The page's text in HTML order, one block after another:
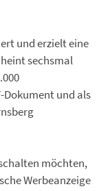
und erzielt eine
sechsmal
Dokument und als
möchten,
Werbeanzeige